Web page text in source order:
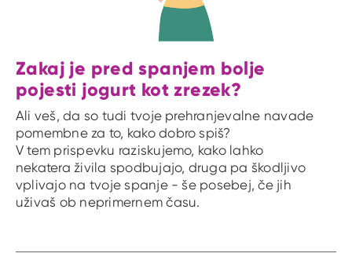
Zakaj je pred spanjem bolje
pojesti jogurt kot zrezek?
Ali veš, da so tudi tvoje prehranjevalne navade
pomembne za to, kako dobro spiš?
V tem prispevku raziskujemo, kako lahko
nekatera živila spodbujajo, druga pa škodljivo
vplivajo na tvoje spanje - še posebej, če jih
uživaš ob neprimernem času.